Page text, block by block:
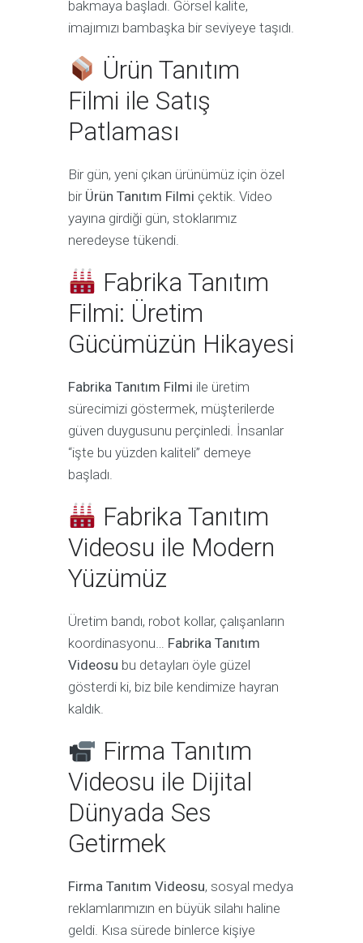
bakmaya başladı. Görsel kalite,
imajımızı bambaşka bir seviyeye taşıdı.
Ürün Tanıtım
Filmi ile Satış
Patlaması
Bir gün, yeni çıkan ürünümüz için özel
bir Ürün Tanıtım Filmi çektik. Video
yayına girdiği gün, stoklarımız
neredeyse tükendi.
Fabrika Tanıtım
Filmi: Üretim
Gücümüzün Hikayesi
Fabrika Tanıtım Filmi ile üretim
sürecimizi göstermek, müşterilerde
güven duygusunu perçinledi. İnsanlar
“işte bu yüzden kaliteli” demeye
başladı.
Fabrika Tanıtım
Videosu ile Modern
Yüzümüz
Üretim bandı, robot kollar, çalışanların
koordinasyonu… Fabrika Tanıtım
Videosu bu detayları öyle güzel
gösterdi ki, biz bile kendimize hayran
kaldık.
Firma Tanıtım
Videosu ile Dijital
Dünyada Ses
Getirmek
Firma Tanıtım Videosu, sosyal medya
reklamlarımızın en büyük silahı haline
geldi. Kısa sürede binlerce kişiye